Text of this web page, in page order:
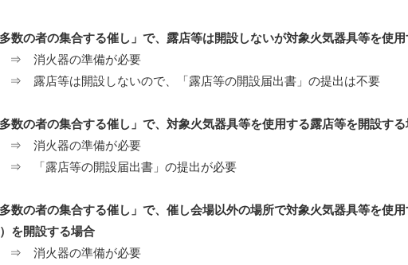
数の者の集合する催し」で、露店等は開設しないが対象火気器具等を使
⇒ 消火器の準備が必要
⇒ 露店等は開設しないので、「露店等の開設届出書」の提出は不要
数の者の集合する催し」で、対象火気器具等を使用する露店等を開設す
⇒ 消火器の準備が必要
⇒ 「露店等の開設届出書」の提出が必要
数の者の集合する催し」で、催し会場以外の場所で対象火気器具等を使
を開設する場合
⇒ 消火器の準備が必要